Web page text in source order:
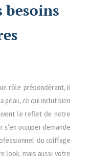
rôle prépondérant, il
peau, ce qui inclut bien
le reflet de notre
occuper demande
du coiffage
look, mais aussi votre